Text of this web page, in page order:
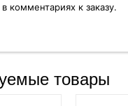
комментариях к заказу.
товары